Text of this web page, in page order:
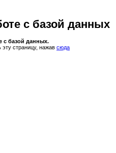
с базой данных
с базой данных.
страницу, нажав сюда